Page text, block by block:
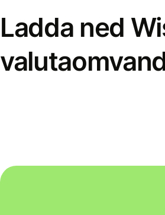
Ladda ned